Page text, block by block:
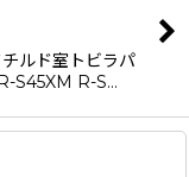
ルド室トビラパ
S45XM R-S…